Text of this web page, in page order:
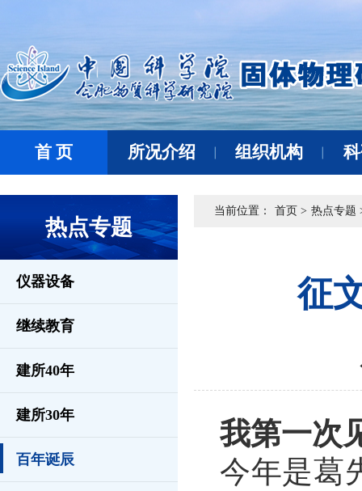
首 页 所况介绍 组织机构
热点专题
仪器设备
继续教育
建所40年
建所30年
百年诞辰
当前位置： 首页 > 热点专题
征
我第一次
今年是葛